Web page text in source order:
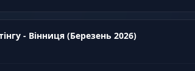
- Вінниця (Березень 2026)